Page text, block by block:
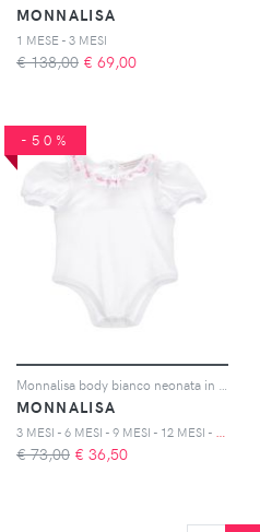
MONNALISA
1 MESE - 3 MESI
€ 138,00 € 69,00
-50%
MONNALISA
3
MESI - 6 MESI - 9 MESI - 12 MESI - 18 MESI - 24 MESI - 36 MESI
€ 73,00 € 36,50